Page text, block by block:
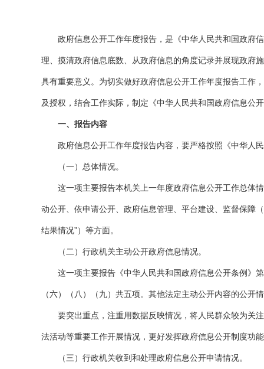
政府信息公开工作年度报告，是《中华人民共和国政府信
理、摸清政府信息底数、从政府信息的角度记录并展现政府
具有重要意义。为切实做好政府信息公开工作年度报告工作
及授权，结合工作实际，制定《中华人民共和国政府信息公
一、报告内容
政府信息公开工作年度报告内容，要严格按照《中华人民
（一）总体情况。
这一项主要报告本机关上一年度政府信息公开工作总体情
动公开、依申请公开、政府信息管理、平台建设、监督保障
结果情况”）等方面。
（二）行政机关主动公开政府信息情况。
这一项主要报告《中华人民共和国政府信息公开条例》第
（六）（八）（九）共五项。其他法定主动公开内容的公开
要突出重点，注重用数据反映情况，将人民群众较为关注
法活动等重要工作开展情况，更好发挥政府信息公开制度功
（三）行政机关收到和处理政府信息公开申请情况。